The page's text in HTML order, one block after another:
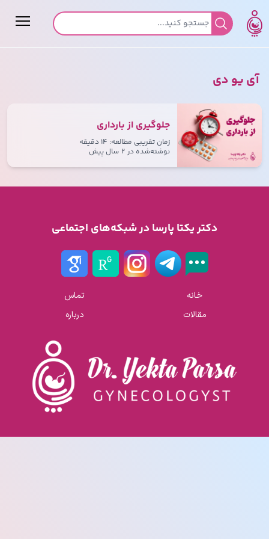
جستجو برای:
آی یو دی
جلوگیری از بارداری
زمان تقریبی مطالعه: ۱۴ دقیقه
نوشته‌شده در ۲ سال پیش
دکتر یکتا پارسا در شبکه‌های اجتماعی
خانه
مقالات
تماس
درباره